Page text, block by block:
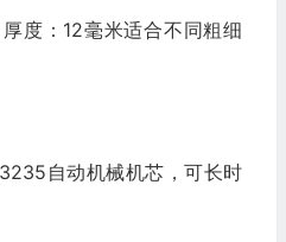
厚度：12毫米适合不同粗细
自动机械机芯，可长时